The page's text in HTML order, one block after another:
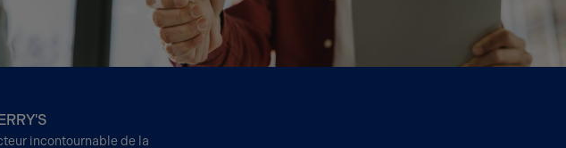
incontournable de la